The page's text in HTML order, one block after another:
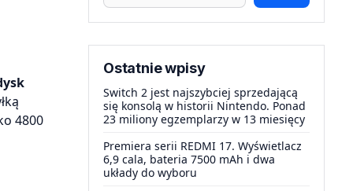
4800
Ostatnie wpisy
Switch 2 jest najszybciej sprzedającą
się konsolą w historii Nintendo. Ponad
23 miliony egzemplarzy w 13 miesięcy
Premiera serii REDMI 17. Wyświetlacz
6,9 cala, bateria 7500 mAh i dwa
układy do wyboru